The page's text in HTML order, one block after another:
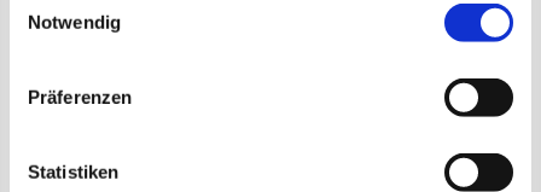
Notwendig
Präferenzen
Statistiken
sind verschiedene Stationsprüfungen zu
Lehrgang und Prüfung zum Kutschenführerschein
A Privatperson können Vereine sowie Betriebe mit
Genehmigung des Landespferdesportverbandes
bzw. der Landeskommission durchführen. Der